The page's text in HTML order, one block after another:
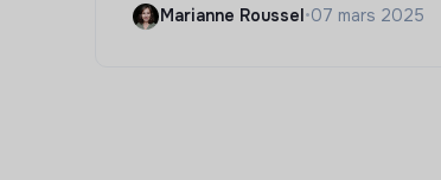
Marianne Roussel•07 mars 2025